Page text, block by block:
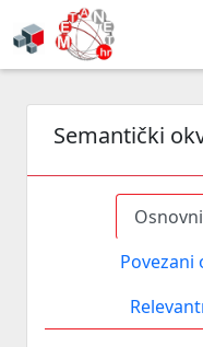
Semantički
Povezani